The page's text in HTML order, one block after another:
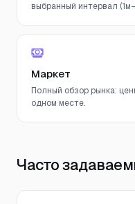
выбранный интервал
Маркет
Полный обзор рынка:
одном месте.
Часто